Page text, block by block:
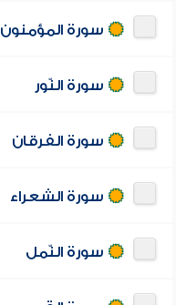
سورة المؤمنون
سورة النّور
سورة الفرقان
سورة الشعراء
سورة النّمل